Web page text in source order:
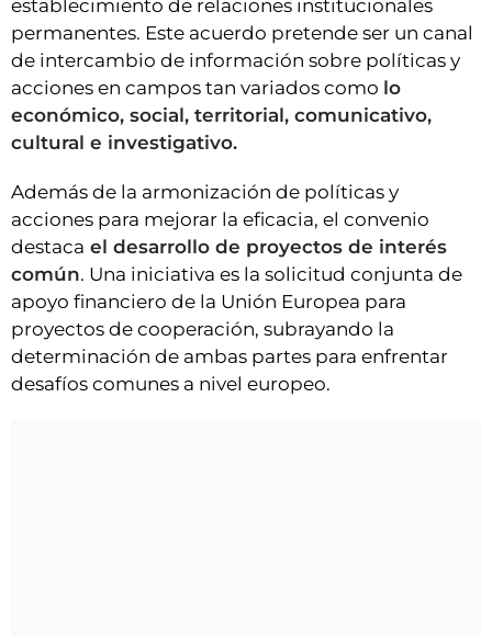
establecimiento de relaciones institucionales
permanentes. Este acuerdo pretende ser un canal
de intercambio de información sobre políticas y
acciones en campos tan variados como lo
económico, social, territorial, comunicativo,
cultural e investigativo.
Además de la armonización de políticas y
acciones para mejorar la eficacia, el convenio
destaca el desarrollo de proyectos de interés
común. Una iniciativa es la solicitud conjunta de
apoyo financiero de la Unión Europea para
proyectos de cooperación, subrayando la
determinación de ambas partes para enfrentar
desafíos comunes a nivel europeo.